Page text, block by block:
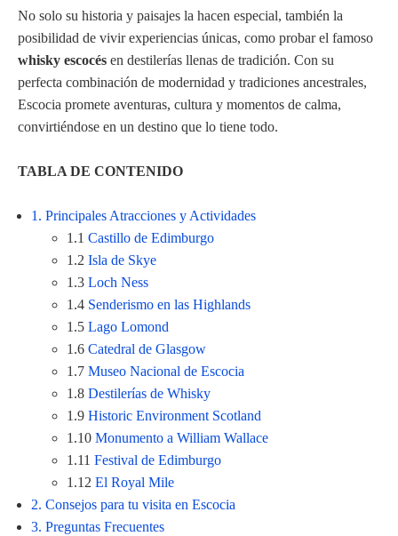
No solo su historia y paisajes la hacen especial, también la
posibilidad de vivir experiencias únicas, como probar el famoso
whisky escocés en destilerías llenas de tradición. Con su
perfecta combinación de modernidad y tradiciones ancestrales,
Escocia promete aventuras, cultura y momentos de calma,
convirtiéndose en un destino que lo tiene todo.
TABLA DE CONTENIDO
1. Principales Atracciones y Actividades
1.1 Castillo de Edimburgo
1.2 Isla de Skye
1.3 Loch Ness
1.4 Senderismo en las Highlands
1.5 Lago Lomond
1.6 Catedral de Glasgow
1.7 Museo Nacional de Escocia
1.8 Destilerías de Whisky
1.9 Historic Environment Scotland
1.10 Monumento a William Wallace
1.11 Festival de Edimburgo
1.12 El Royal Mile
2. Consejos para tu visita en Escocia
3. Preguntas Frecuentes